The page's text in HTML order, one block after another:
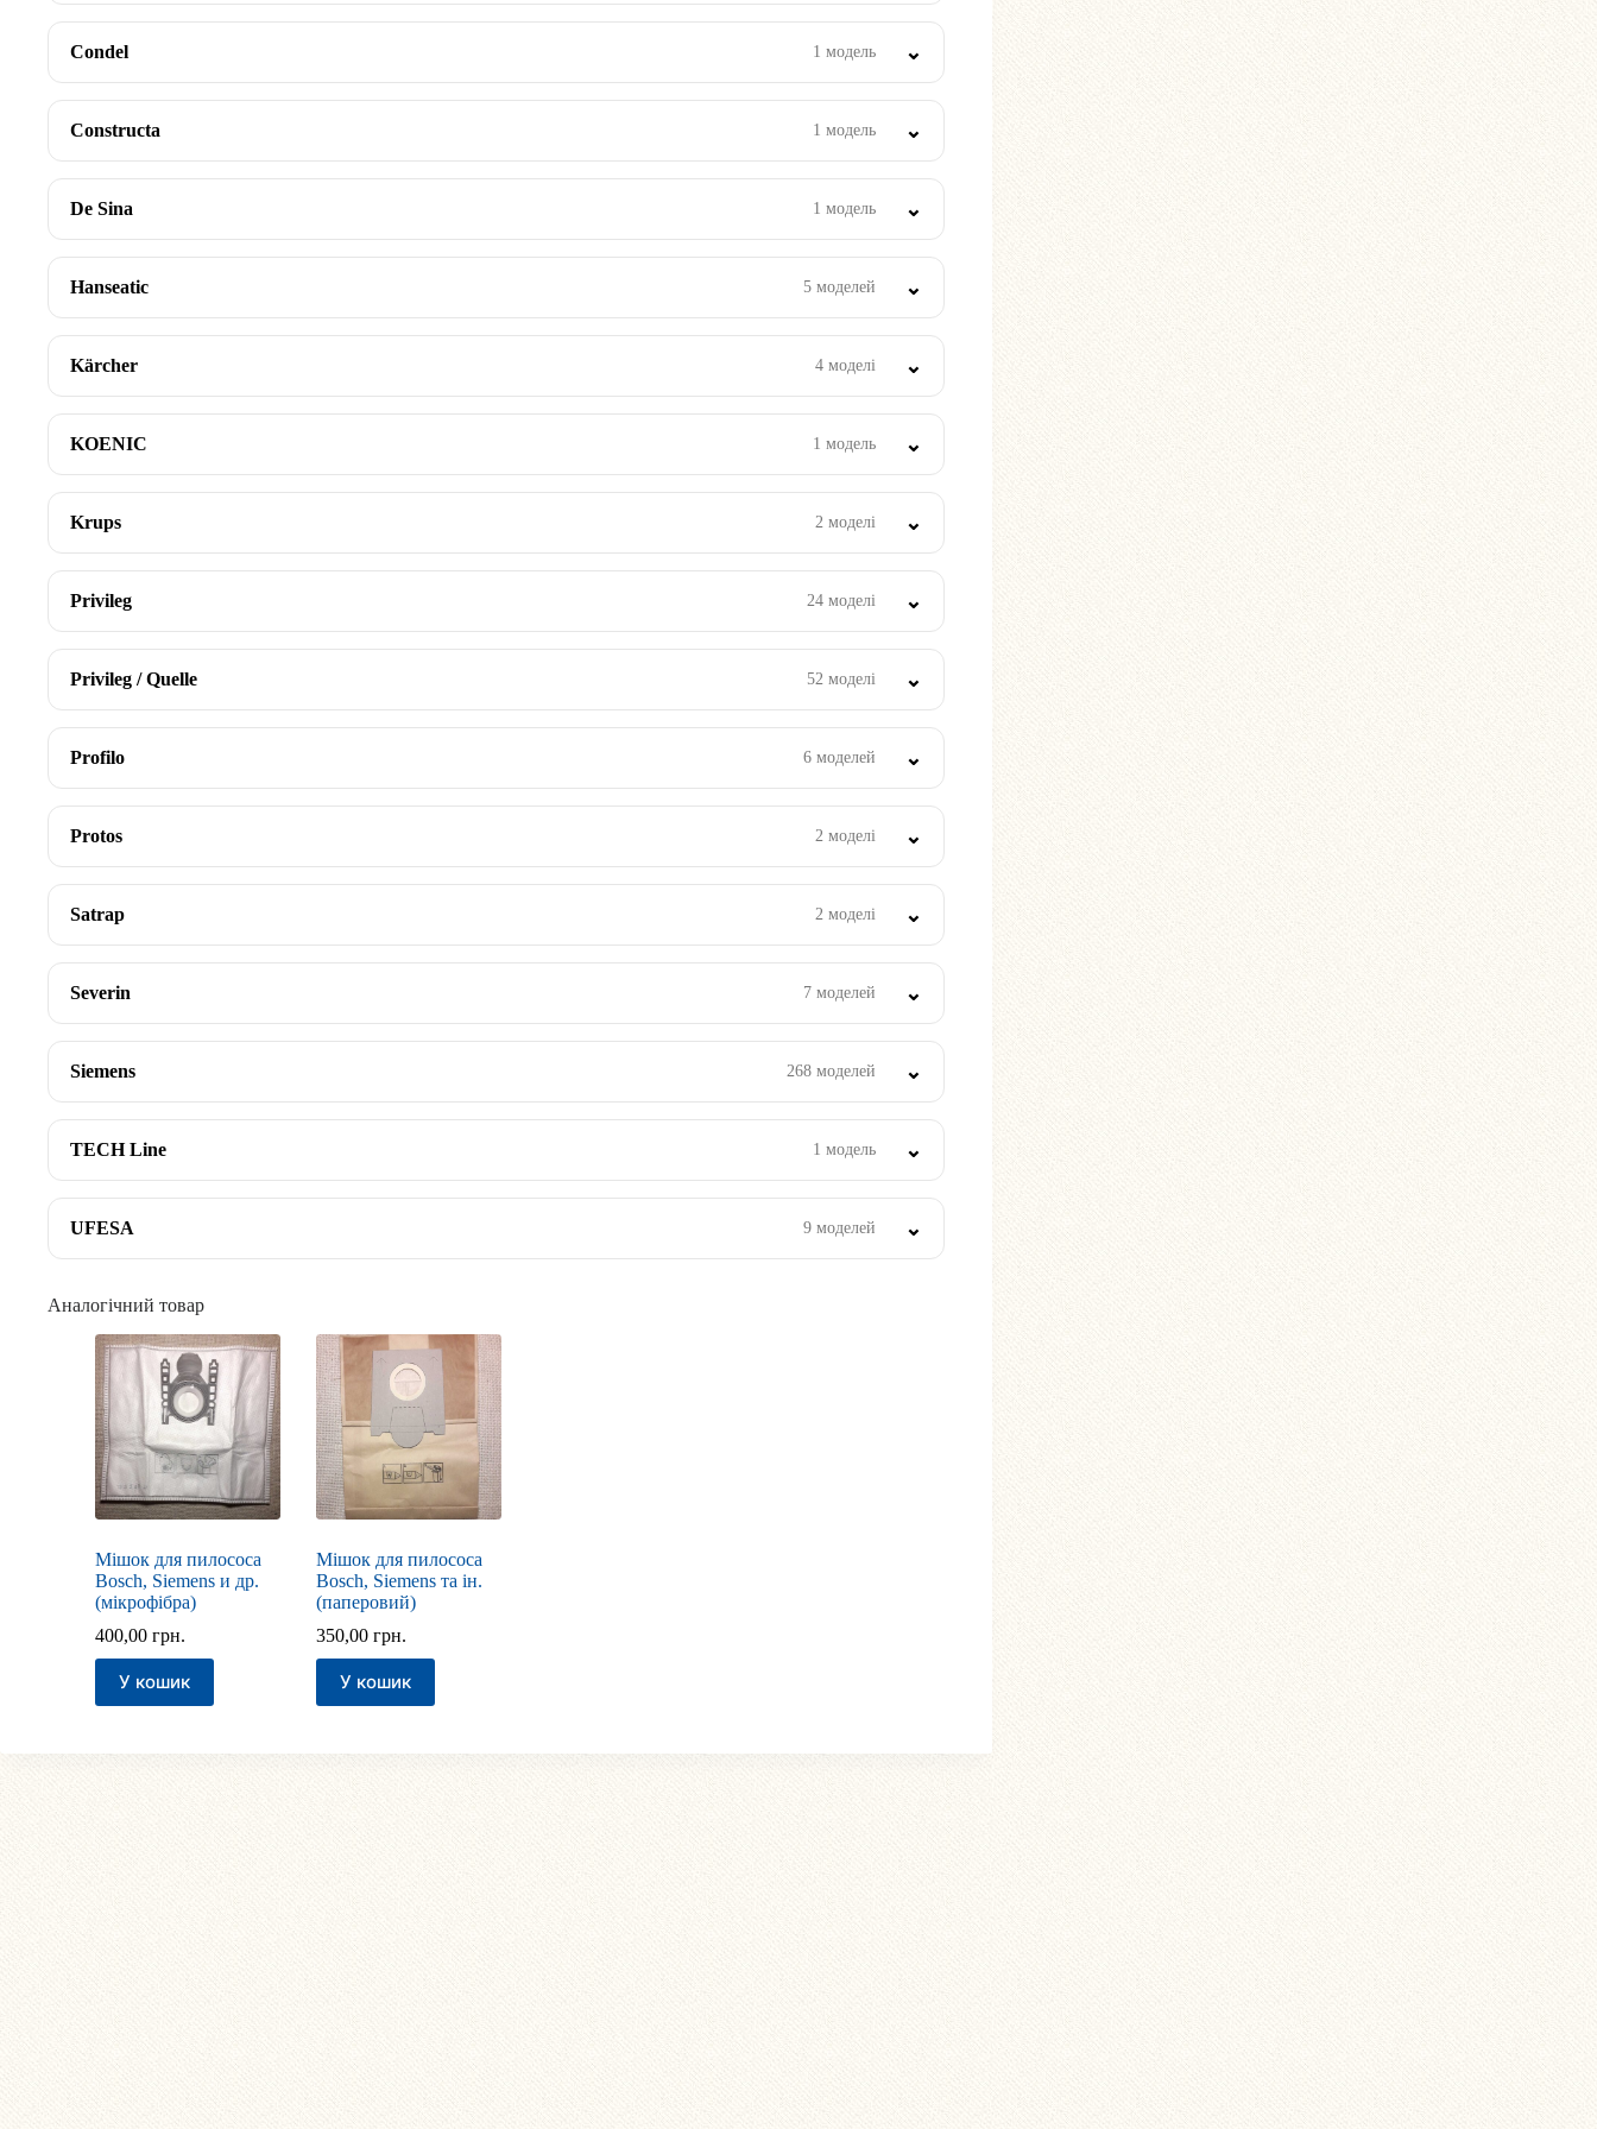
Condel 1 модель
Constructa 1 модель
De Sina 1 модель
Hanseatic 5 моделей
Kärcher 4 моделі
KOENIC 1 модель
Krups 2 моделі
Privileg 24 моделі
Privileg / Quelle 52 моделі
Profilo 6 моделей
Protos 2 моделі
Satrap 2 моделі
Severin 7 моделей
Siemens 268 моделей
TECH Line 1 модель
UFESA 9 моделей
Аналогічний товар
Мішок для пилососа
Bosch, Siemens и др.
(мікрофібра)
400,00 грн.
У кошик
Мішок для пилососа
Bosch, Siemens та ін.
(паперовий)
350,00грн.
У кошик